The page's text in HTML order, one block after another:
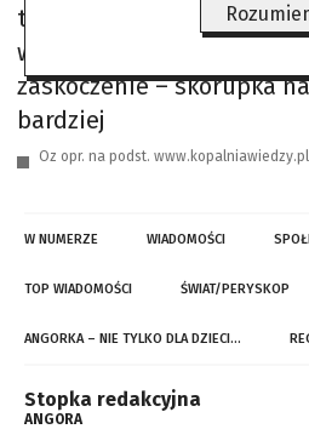
takiej samej siły.
wytrzymałość w czasie
zaskoczenie – skorupka
bardziej
Oz opr. na podst. www.kopalniawiedzy.pl
W NUMERZE WIADOMOŚCI
TOP WIADOMOŚCI ŚWIAT/PERYSKOP
ANGORKA – NIE TYLKO DLA DZIECI…
Stopka redakcyjna
ANGORA